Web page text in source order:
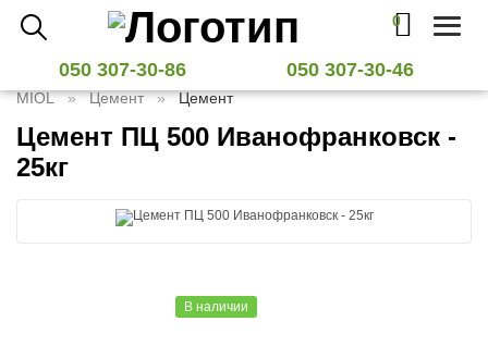
0
Toggle
050 307-30-86 050 307-30-46
MIOL Цемент Цемент
Цемент ПЦ 500 Иванофранковск -
25кг
В наличии